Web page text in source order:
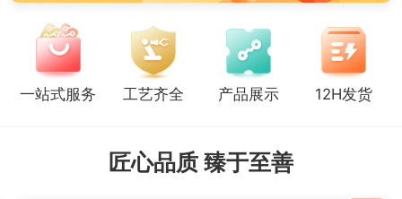
一站式服务 工艺齐全 产品展示 12H发货
匠心品质 臻于至善